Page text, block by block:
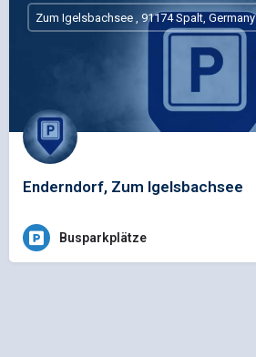
Enderndorf, Zum Igelsbachsee
Zum Igelsbachsee , 91174 Spalt, Germany
Busparkplätze